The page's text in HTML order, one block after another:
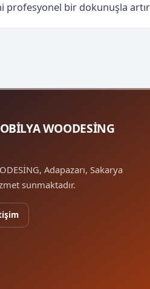
profesyonel bir dokunuşla
WOODESİNG
Adapazarı, Sakarya
sunmaktadır.